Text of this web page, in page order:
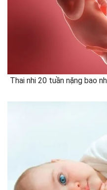
Thai nhi 20 tuần nặng bao